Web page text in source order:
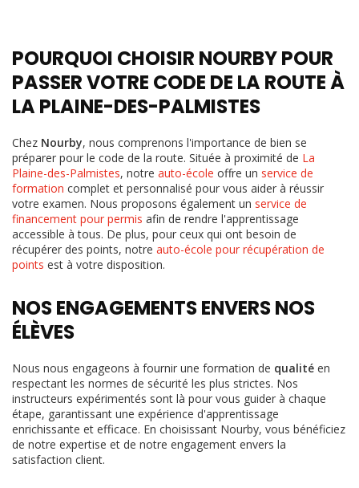
POURQUOI CHOISIR NOURBY POUR
PASSER VOTRE CODE DE LA ROUTE À
LA PLAINE-DES-PALMISTES
Chez Nourby, nous comprenons l'importance de bien se
préparer pour le code de la route. Située à proximité de La
Plaine-des-Palmistes, notre auto-école offre un service de
formation complet et personnalisé pour vous aider à réussir
votre examen. Nous proposons également un service de
financement pour permis afin de rendre l'apprentissage
accessible à tous. De plus, pour ceux qui ont besoin de
récupérer des points, notre auto-école pour récupération de
points est à votre disposition.
NOS ENGAGEMENTS ENVERS NOS
ÉLÈVES
Nous nous engageons à fournir une formation de qualité en
respectant les normes de sécurité les plus strictes. Nos
instructeurs expérimentés sont là pour vous guider à chaque
étape, garantissant une expérience d'apprentissage
enrichissante et efficace. En choisissant Nourby, vous bénéficiez
de notre expertise et de notre engagement envers la
satisfaction client.